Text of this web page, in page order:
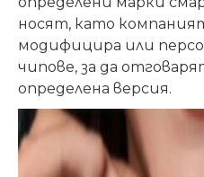
носят, като
модифицира или
чипове, за да
определена версия.